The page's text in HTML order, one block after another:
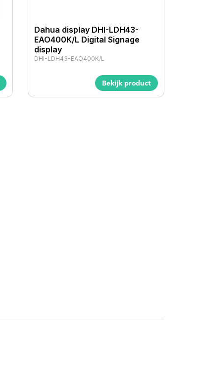
Dahua display DHI-LDH43-
EAO400K/L Digital Signage
display
DHI-LDH43-EAO400K/L
Bekijk product